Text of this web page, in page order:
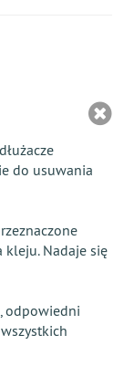
do usuwania
Nadaje się
odpowiedni